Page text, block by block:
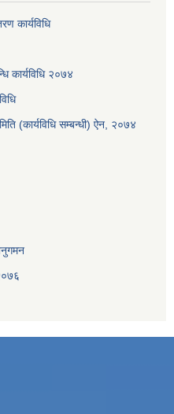
कार्यविधि
कार्यविधि २०७४
(कार्यविधि सम्बन्धी) ऐन, २०७४